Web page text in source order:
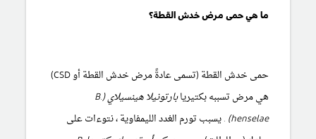
ما هي حمى مرض خدش القطة؟
حمى خدش القطة (تسمى عادةً مرض خدش القطة أو CSD)
هي مرض تسببه بكتيريا
بارتونيلا هينسيلاي (B.
henselae) . يسبب تورم الغدد الليمفاوية، نتوءات على